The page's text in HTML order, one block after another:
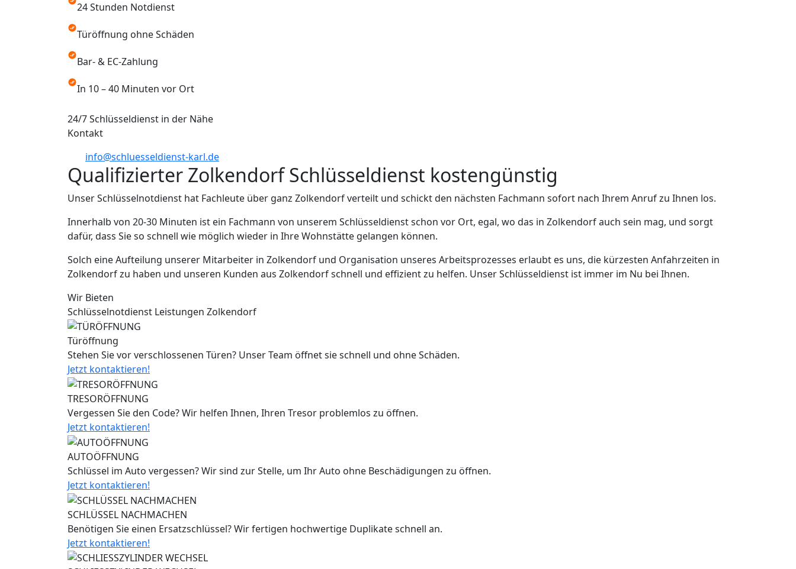
24 Stunden Notdienst
Türöffnung ohne Schäden
Bar- & EC-Zahlung
In 10 – 40 Minuten vor Ort
24/7 Schlüsseldienst in der Nähe
Kontakt
info@schluesseldienst-karl.de
Qualifizierter Zolkendorf Schlüsseldienst kostengünstig
Unser Schlüsselnotdienst hat Fachleute über ganz Zolkendorf verteilt und schickt den nächsten Fachmann sofort nach Ihrem Anruf zu Ihnen los.
Innerhalb von 20-30 Minuten ist ein Fachmann von unserem Schlüsseldienst schon vor Ort, egal, wo das in Zolkendorf auch sein mag, und sorgt
dafür, dass Sie so schnell wie möglich wieder in Ihre Wohnstätte gelangen können.
Solch eine Aufteilung unserer Mitarbeiter in Zolkendorf und Organisation unseres Arbeitsprozesses erlaubt es uns, die kürzesten Anfahrzeiten in
Zolkendorf zu haben und unseren Kunden aus Zolkendorf schnell und effizient zu helfen. Unser Schlüsseldienst ist immer im Nu bei Ihnen.
Wir Bieten
Schlüsselnotdienst Leistungen Zolkendorf
Türöffnung
Stehen Sie vor verschlossenen Türen? Unser Team öffnet sie schnell und ohne Schäden.
Jetzt kontaktieren!
TRESORÖFFNUNG
Vergessen Sie den Code? Wir helfen Ihnen, Ihren Tresor problemlos zu öffnen.
Jetzt kontaktieren!
AUTOÖFFNUNG
Schlüssel im Auto vergessen? Wir sind zur Stelle, um Ihr Auto ohne Beschädigungen zu öffnen.
Jetzt kontaktieren!
SCHLÜSSEL NACHMACHEN
Benötigen Sie einen Ersatzschlüssel? Wir fertigen hochwertige Duplikate schnell an.
Jetzt kontaktieren!